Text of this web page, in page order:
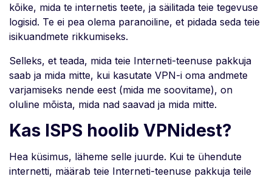
kõike, mida te internetis teete, ja säilitada teie tegevuse
logisid. Te ei pea olema paranoiline, et pidada seda teie
isikuandmete rikkumiseks.
Selleks, et teada, mida teie Interneti-teenuse pakkuja
saab ja mida mitte, kui kasutate VPN-i oma andmete
varjamiseks nende eest (mida me soovitame), on
oluline mõista, mida nad saavad ja mida mitte.
Kas ISPS hoolib VPNidest?
Hea küsimus, läheme selle juurde. Kui te ühendute
internetti, määrab teie Interneti-teenuse pakkuja teile